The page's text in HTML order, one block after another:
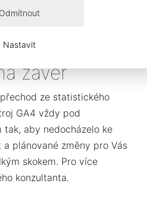
Odmítnout
Nastavit
z nástroje GA4 pravidelné
závěr
ze statistického
GA4 vždy pod
tak, aby nedocházelo ke
plánované změny pro Vás
skokem. Pro více
konzultanta.